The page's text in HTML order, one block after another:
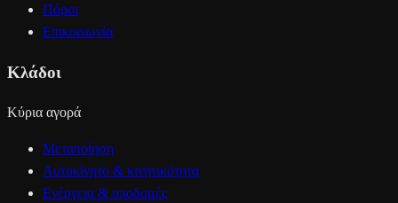
Πόροι
Επικοινωνία
Κλάδοι
Κύρια αγορά
Μεταποίηση
Αυτοκίνητο & κινητικότητα
Ενέργεια & υποδομές